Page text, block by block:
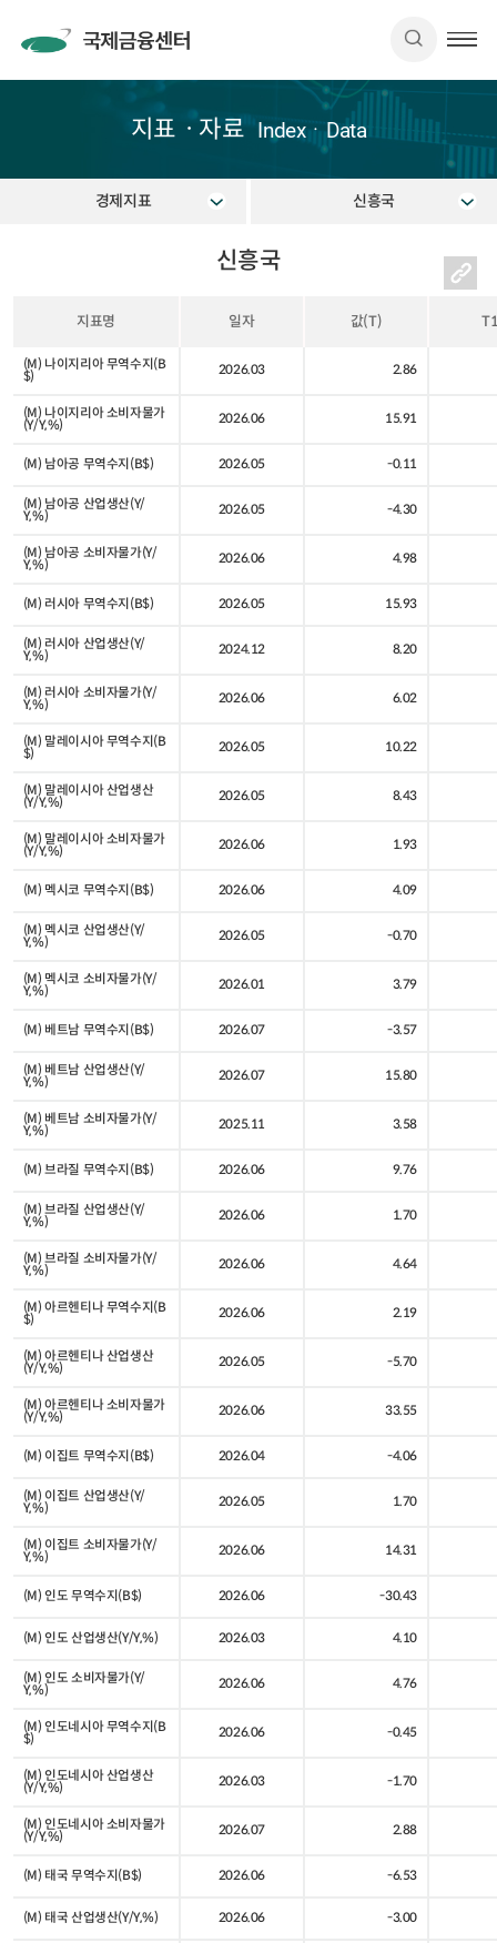
지표ㆍ자료 IndexㆍData
경제지표 신흥국
신흥국
지표명 일자 값(T)
(M) 나이지리아 무역수지(B
$) 2026.03 2.86
(M) 나이지리아 소비자물가
(Y/Y,%) 2026.06 15.91
(M) 남아공 무역수지(B$) 2026.05 -0.11
(M) 남아공 산업생산(Y/
Y,%) 2026.05 -4.30
(M) 남아공 소비자물가(Y/
Y,%) 2026.06 4.98
(M) 러시아 무역수지(B$) 2026.05 15.93
(M) 러시아 산업생산(Y/
Y,%) 2024.12 8.20
(M) 러시아 소비자물가(Y/
Y,%) 2026.06 6.02
(M) 말레이시아 무역수지(B
$) 2026.05 10.22
(M) 말레이시아 산업생산
(Y/Y,%) 2026.05 8.43
(M) 말레이시아 소비자물가
(Y/Y,%) 2026.06 1.93
(M) 멕시코 무역수지(B$) 2026.06 4.09
(M) 멕시코 산업생산(Y/
Y,%) 2026.05 -0.70
(M) 멕시코 소비자물가(Y/
Y,%) 2026.01 3.79
(M) 베트남 무역수지(B$) 2026.07 -3.57
(M) 베트남 산업생산(Y/
Y,%) 2026.07 15.80
(M) 베트남 소비자물가(Y/
Y,%) 2025.11 3.58
(M) 브라질 무역수지(B$) 2026.06 9.76
(M) 브라질 산업생산(Y/
Y,%) 2026.06 1.70
(M) 브라질 소비자물가(Y/
Y,%) 2026.06 4.64
(M) 아르헨티나 무역수지(B
$) 2026.06 2.19
(M) 아르헨티나 산업생산
(Y/Y,%) 2026.05 -5.70
(M) 아르헨티나 소비자물가
(Y/Y,%) 2026.06 33.55
(M) 이집트 무역수지(B$) 2026.04 -4.06
(M) 이집트 산업생산(Y/
Y,%) 2026.05 1.70
(M) 이집트 소비자물가(Y/
Y,%) 2026.06 14.31
(M) 인도 무역수지(B$) 2026.06 -30.43
(M) 인도 산업생산(Y/Y,%) 2026.03 4.10
(M) 인도 소비자물가(Y/
Y,%) 2026.06 4.76
(M) 인도네시아 무역수지(B
$) 2026.06 -0.45
(M) 인도네시아 산업생산
(Y/Y,%) 2026.03 -1.70
(M) 인도네시아 소비자물가
(Y/Y,%) 2026.07 2.88
(M) 태국 무역수지(B$) 2026.06 -6.53
(M) 태국 산업생산(Y/Y,%) 2026.06 -3.00